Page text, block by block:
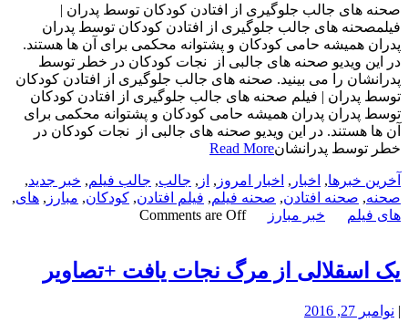
صحنه های جالب جلوگیری از افتادن کودکان توسط پدران |
فیلمصحنه های جالب جلوگیری از افتادن کودکان توسط پدران
پدران همیشه حامی کودکان و پشتوانه محکمی برای آن ها هستند.
در این ویدیو صحنه های جالبی از نجات کودکان در خطر توسط
پدرانشان را می بینید. صحنه های جالب جلوگیری از افتادن کودکان
توسط پدران | فیلم صحنه های جالب جلوگیری از افتادن کودکان
توسط پدران پدران همیشه حامی کودکان و پشتوانه محکمی برای
آن ها هستند. در این ویدیو صحنه های جالبی از نجات کودکان در
خطر توسط پدرانشانRead More
آخرین خبرها, اخبار , اخبار امروز , از , جالب, جالب فیلم, خبر جدید,
صحنه, صحنه افتادن, صحنه فیلم, فیلم افتادن, کودکان, مبارز , های,
های فیلم
خبر مبارز Comments are Off
یک اسقلالی از مرگ نجات یافت +تصاویر
| نوامبر 27, 2016